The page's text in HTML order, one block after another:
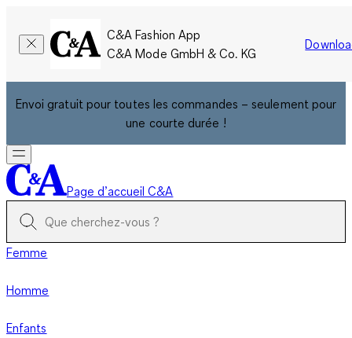
C&A Fashion App
C&A Mode GmbH & Co. KG
Envoi gratuit pour toutes les commandes – seulement pour
une courte durée !
Page d’accueil C&A
Femme
Homme
Enfants